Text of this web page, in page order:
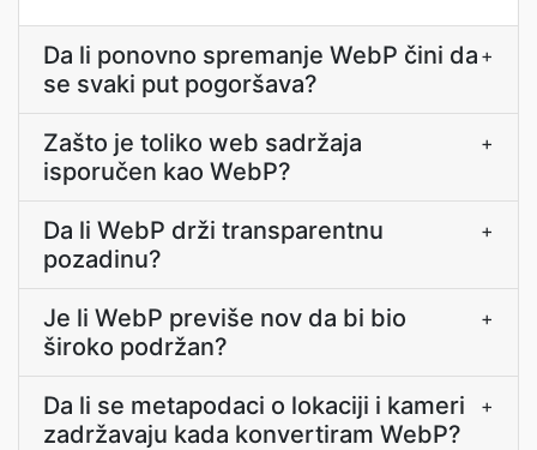
Da li ponovno spremanje WebP čini da
se svaki put pogoršava?
+
Zašto je toliko web sadržaja
isporučen kao WebP?
+
Da li WebP drži transparentnu
pozadinu?
+
Je li WebP previše nov da bi bio
široko podržan?
+
Da li se metapodaci o lokaciji i kameri
zadržavaju kada konvertiram WebP?
+